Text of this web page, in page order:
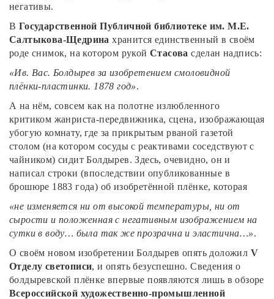
негативы.
В Государственной Публичной библиотеке им. М.Е.
Салтыкова-Щедрина хранится единственный в своём
роде снимок, на котором рукой Стасова сделан надпись:
«Ив. Вас. Болдырев за изобретением смоловидной
плёнки-пластинки. 1878 год».
А на нём, совсем как на полотне излюбленного
критиком жанриста-передвижника, сцена, изображающая
убогую комнату, где за прикрытым рваной газетой
столом (на котором сосуды с реактивами соседствуют с
чайником) сидит Болдырев. Здесь, очевидно, он и
написал строки (впоследствии опубликованные в
брошюре 1883 года) об изобретённой плёнке, которая
«не изменяется ни от высокой температуры, ни от
сырости и положенная с негативным изображением на
сутки в воду… была так же прозрачна и эластична…».
О своём новом изобретении Болдырев опять доложил V
Отделу светописи, и опять безуспешно. Сведения о
болдыревской плёнке впервые появляются лишь в обзоре
Всероссийской художественно-промышленной